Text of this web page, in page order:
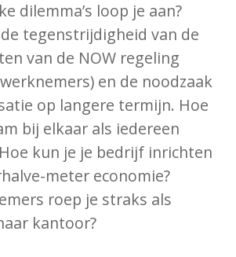
dilemma’s loop je aan?
tegenstrijdigheid van de
van de NOW regeling
en de noodzaak
op langere termijn. Hoe
bij elkaar als iedereen
kun je je bedrijf inrichten
meter economie?
roep je straks als
kantoor?